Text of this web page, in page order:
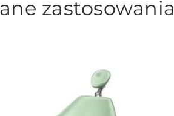
zastosowania